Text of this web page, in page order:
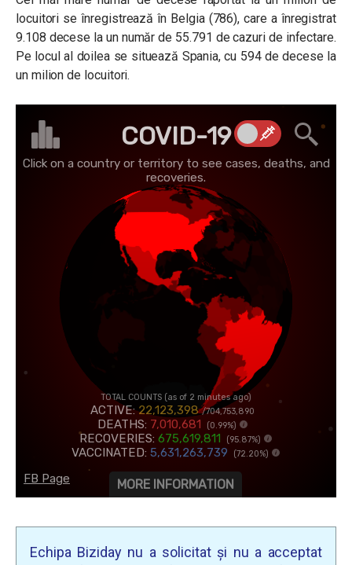
locuitori se înregistrează în Belgia (786), care a înregistrat
9.108 decese la un număr de 55.791 de cazuri de infectare.
Pe locul al doilea se situează Spania, cu 594 de decese la
un milion de locuitori.
Echipa Biziday nu a solicitat și nu a acceptat